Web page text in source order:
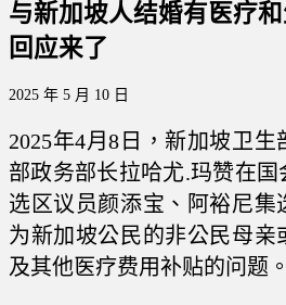
与新加坡人结婚有医疗
回应来了
2025 年 5 月 10 日
2025年4月8日，新加坡卫生
部政务部长拉哈尤.玛赞在
选区议员颜添宝、阿裕尼集
为新加坡公民的非公民母亲
及其他医疗费用补贴的问题。